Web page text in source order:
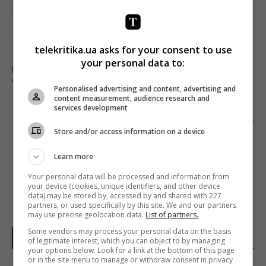
загрузка...
Попередня стаття
МАЗУР, ДУБИНСЬКИЙ, ГОРБУНОВ: ХТО ЩЕ
СТАВ ВЛАСНИКОМ «1+1»
Наступна стаття
МАРІЯ МАКСАКОВА: «ПРОПАГАНДА ТА
КОНТРПРОПАГАНДА – ЦЕ ЯК ТУПИЙ ТА ЩЕ
НОВИНИ УКРАЇНИ І СВІТУ
telekritika.ua asks for your consent to use
your personal data to:
Personalised advertising and content, advertising and
content measurement, audience research and
services development
Store and/or access information on a device
Learn more
Your personal data will be processed and information from
your device (cookies, unique identifiers, and other device
data) may be stored by, accessed by and shared with 227
partners, or used specifically by this site. We and our partners
may use precise geolocation data. List of partners.
Some vendors may process your personal data on the basis
of legitimate interest, which you can object to by managing
your options below. Look for a link at the bottom of this page
or in the site menu to manage or withdraw consent in privacy